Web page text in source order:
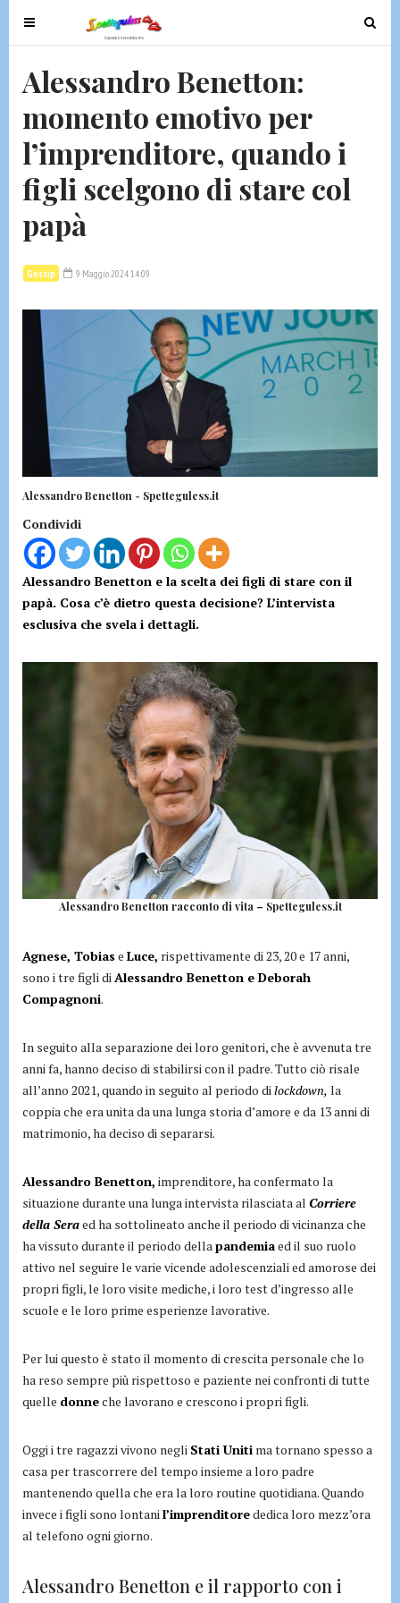
T
o
g
e
g
t
T
o
o
n
Alessandro Benetton:
momento emotivo per
l’imprenditore, quando i
figli scelgono di stare col
papà
Gossip 9 Maggio 2024 14:09
Alessandro Benetton - Spetteguless.it
Condividi
Alessandro Benetton e la scelta dei figli di stare con il
papà. Cosa c’è dietro questa decisione? L’intervista
esclusiva che svela i dettagli.
Alessandro Benetton racconto di vita – Spetteguless.it
Agnese, Tobias e Luce, rispettivamente di 23, 20 e 17 anni,
sono i tre figli diAlessandro Benetton e Deborah
Compagnoni.
In seguito alla separazione dei loro genitori, che è avvenuta tre
anni fa, hanno deciso di stabilirsi con il padre. Tutto ciò risale
all’anno 2021, quando in seguito al periodo dilockdown, la
coppia che era unita da una lunga storia d’amore e da 13 anni di
matrimonio, ha deciso di separarsi.
Alessandro Benetton, imprenditore, ha confermato la
situazione durante una lunga intervista rilasciata al Corriere
della Seraed ha sottolineato anche il periodo di vicinanza che
ha vissuto durante il periodo dellapandemiaed il suo ruolo
attivo nel seguire le varie vicende adolescenziali ed amorose dei
propri figli, le loro visite mediche, i loro test d’ingresso alle
scuole e le loro prime esperienze lavorative.
Per lui questo è stato il momento di crescita personale che lo
ha reso sempre più rispettoso e paziente nei confronti di tutte
quelle donneche lavorano e crescono i propri figli.
Oggi i tre ragazzi vivono negli Stati Uniti ma tornano spesso a
casa per trascorrere del tempo insieme a loro padre
mantenendo quella che era la loro routine quotidiana. Quando
invece i figli sono lontanil’imprenditorededica loro mezz’ora
al telefono ogni giorno.
Alessandro Benetton e il rapporto con i